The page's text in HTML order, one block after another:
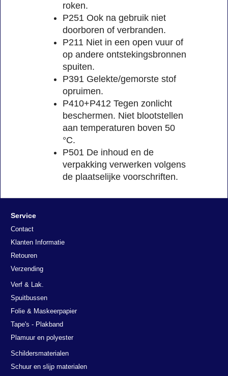
roken.
P251 Ook na gebruik niet
doorboren of verbranden.
P211 Niet in een open vuur of
op andere ontstekingsbronnen
spuiten.
P391 Gelekte/gemorste stof
opruimen.
P410+P412 Tegen zonlicht
beschermen. Niet blootstellen
aan temperaturen boven 50
°C.
P501 De inhoud en de
verpakking verwerken volgens
de plaatselijke voorschriften.
Service
Contact
Klanten Informatie
Retouren
Verzending
Verf & Lak.
Spuitbussen
Folie & Maskeerpapier
Tape's - Plakband
Plamuur en polyester
Schildersmaterialen
Schuur en slijp materialen